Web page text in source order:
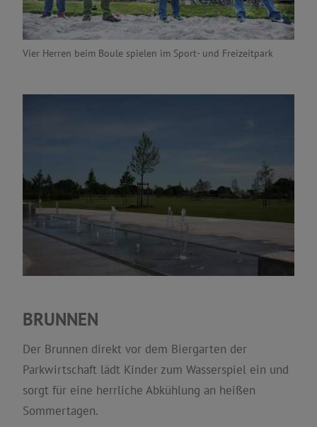
Vier Herren beim Boule spielen im Sport- und Freizeitpark
BRUNNEN
Der Brunnen direkt vor dem Biergarten der
Parkwirtschaft lädt Kinder zum Wasserspiel ein und
sorgt für eine herrliche Abkühlung an heißen
Sommertagen.